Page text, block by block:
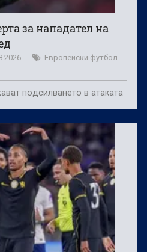
за нападател на
Европейски футбол
подсилването в атаката